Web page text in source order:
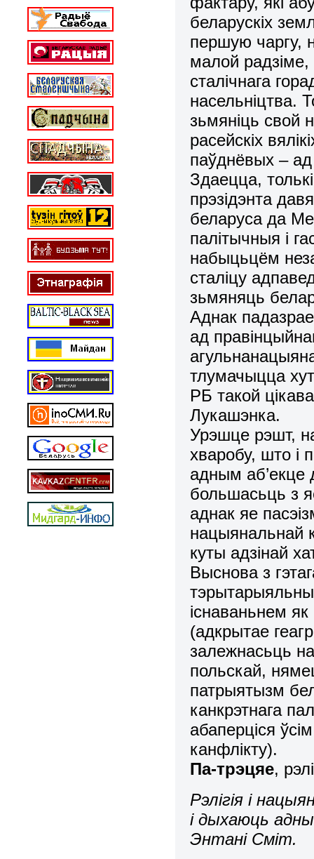
беларускіх
першую чаргу,
малой
сталічнага
насельніцтва.
зьмяніць свой
расейскіх
паўднёвых –
Здаецца,
прэзідэнта
беларуса да
палітычныя і
набыцьцём
сталіцу
зьмяняць
Аднак
ад
тлумачыцца
РБ такой
Лукашэнка.
Урэшце рэшт,
хваробу, што і
адным аб’екце
большасьць з
аднак яе
нацыянальнай
куты адзінай
Выснова з
існаваньнем
(адкрытае
залежнасьць
польскай,
патрыятызм
канкрэтнага
абаперціся
канфлікту).
Па-трэцяе,
Рэлігія і
і дыхаюць
Энтані Сміт.